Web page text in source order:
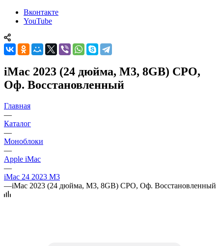
Вконтакте
YouTube
iMac 2023 (24 дюйма, M3, 8GB) CPO,
Оф. Восстановленный
Главная
—
Каталог
—
Моноблоки
—
Apple iMac
—
iMac 24 2023 M3
—iMac 2023 (24 дюйма, M3, 8GB) CPO, Оф. Восстановленный